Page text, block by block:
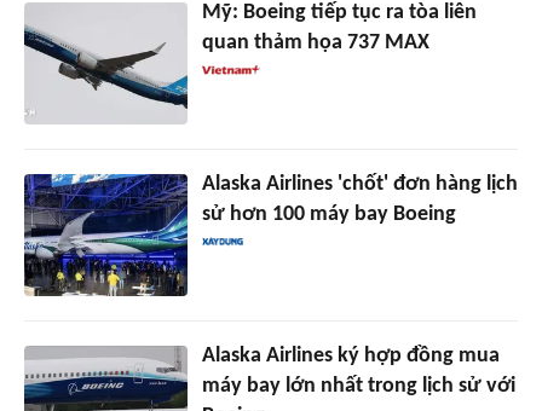
Mỹ: Boeing tiếp tục ra tòa liên
quan thảm họa 737 MAX
Alaska Airlines 'chốt' đơn hàng lịch
sử hơn 100 máy bay Boeing
Alaska Airlines ký hợp đồng mua
máy bay lớn nhất trong lịch sử với